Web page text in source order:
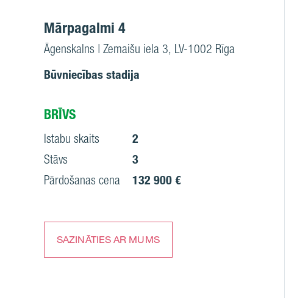
Mārpagalmi 4
Āgenskalns | Zemaišu iela 3, LV-1002 Rīga
Būvniecības stadija
BRĪVS
Istabu skaits
2
Stāvs
3
Pārdošanas cena
132 900 €
SAZINĀTIES AR MUMS